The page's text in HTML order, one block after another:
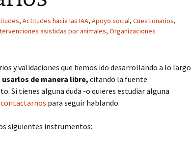
(Brasil)
Experto en Desarrollo
programas de IAA (2016)
IAA (I): Principios teóricos
y prácticos (2014)
1ª Jornadas de IAA en
Actitudes hacia las IAA
, Actitudes hacia las IAA, Apoyo social, Cuestionarios,
asistidas por animales, Organizaciones
y validaciones que hemos ido desarrollando a lo largo
usarlos de manera libre, citando la fuente
Si tienes alguna duda -o quieres estudiar alguna
contactarnos para seguir hablando.
siguientes instrumentos: